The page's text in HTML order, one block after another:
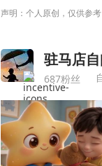
声明：个人原创，仅供参考
驻马店
687粉丝